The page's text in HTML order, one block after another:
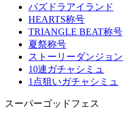
パズドラアイランド
HEARTS称号
TRIANGLE BEAT称号
夏祭称号
ストーリーダンジョン
10連ガチャシミュ
1点狙いガチャシミュ
スーパーゴッドフェス